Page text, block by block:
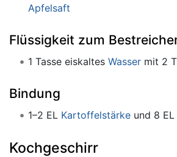
Apfelsaft
Flüssigkeit zum
1 Tasse eiskaltes Wassermit 2
Bindung
1–2 EL Kartoffelstärkeund 8 EL
Kochgeschirr